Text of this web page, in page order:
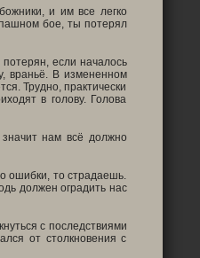
и им все легко
бое, ты потерял
если началось
враньё. В измененном
Трудно, практически
в голову. Голова
нам всё должно
ошибки, то страдаешь.
должен оградить нас
с последствиями
от столкновения с